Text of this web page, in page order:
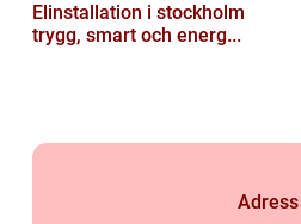
Elinstallation i stockholm
trygg, smart och energ...
Adress